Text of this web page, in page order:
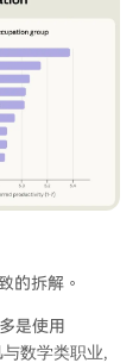
的拆解。
是使用
数学类职业,